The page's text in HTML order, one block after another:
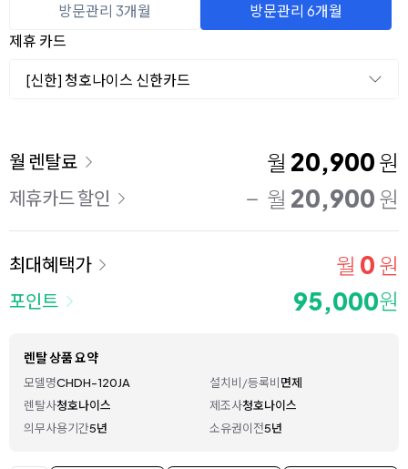
방문관리 3개월
방문관리 6개월
제휴 카드
[신한] 청호나이스 신한카드
이용 요금
월 렌탈료 월 20,900 원
제휴카드 할인 월 20,900 원
최대혜택가 월 0 원
포인트 95,000원
렌탈 상품 요약
모델명CHDH-120JA 설치비/등록비면제
렌탈사청호나이스 제조사청호나이스
의무사용기간5년 소유권이전5년